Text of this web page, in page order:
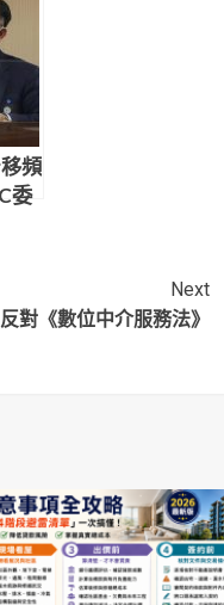
頻
委
Next
對《數位中介服務法》